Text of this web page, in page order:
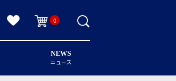
0
NEWS
ニュース